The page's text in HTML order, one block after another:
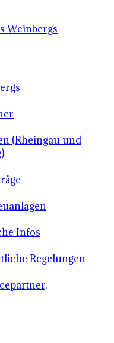
Weinbergs
(Rheingau und
Infos
Regelungen